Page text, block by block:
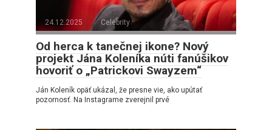
24.12.2025 Celebrity
Od herca k tanečnej ikone? Nový
projekt Jána Koleníka núti fanúšikov
hovoriť o „Patrickovi Swayzem“
Ján Koleník opäť ukázal, že presne vie, ako upútať
pozornosť. Na Instagrame zverejnil prvé